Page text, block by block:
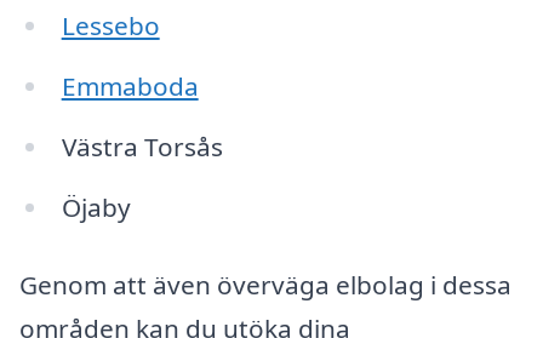
Lessebo
Emmaboda
Västra Torsås
Öjaby
Genom att även överväga elbolag i dessa
områden kan du utöka dina